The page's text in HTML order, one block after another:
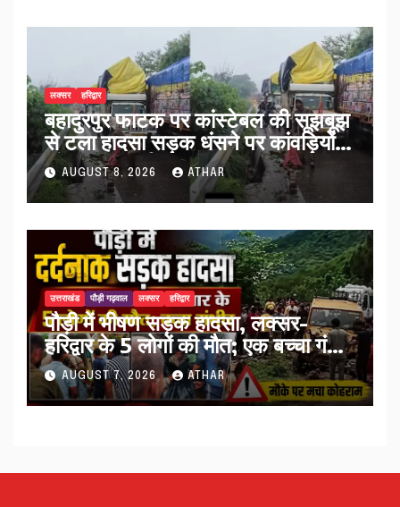
लक्सर हरिद्वार
बहादुरपुर फाटक पर कांस्टेबल की सूझबूझ
से टला हादसा सड़क धंसने पर कांवड़ियों
को किया अलर्ट…
AUGUST 8, 2026 ATHAR
उत्तराखंड पौड़ी गढ़वाल लक्सर हरिद्वार
पौड़ी में भीषण सड़क हादसा, लक्सर-
हरिद्वार के 5 लोगों की मौत; एक बच्चा गंभीर
घायल…
AUGUST 7, 2026 ATHAR